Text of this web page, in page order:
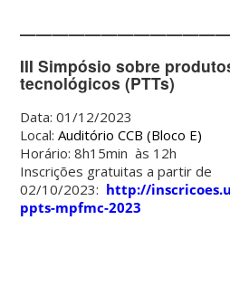
III Simpósio sobre
tecnológicos (PTTs)
Data: 01/12/2023
Local:Auditório CCB (Bloco E)
Horário: 8h15min às 12h
Inscrições gratuitas a partir de
02/10/2023: http://
ppts-mpfmc-2023